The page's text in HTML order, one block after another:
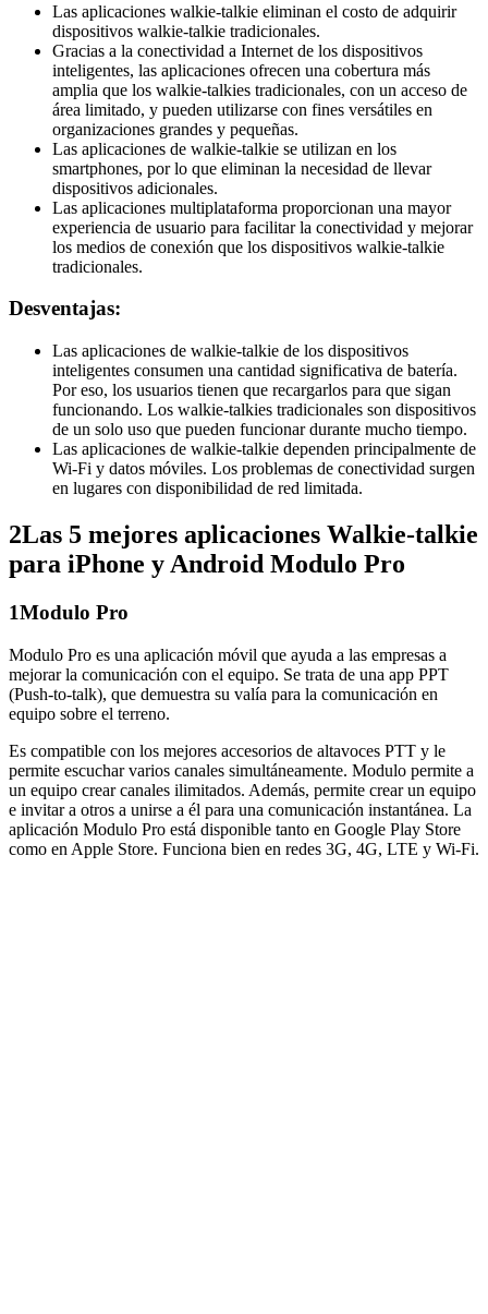
Las aplicaciones walkie-talkie eliminan el costo de adquirir
dispositivos walkie-talkie tradicionales.
Gracias a la conectividad a Internet de los dispositivos
inteligentes, las aplicaciones ofrecen una cobertura más
amplia que los walkie-talkies tradicionales, con un acceso de
área limitado, y pueden utilizarse con fines versátiles en
organizaciones grandes y pequeñas.
Las aplicaciones de walkie-talkie se utilizan en los
smartphones, por lo que eliminan la necesidad de llevar
dispositivos adicionales.
Las aplicaciones multiplataforma proporcionan una mayor
experiencia de usuario para facilitar la conectividad y mejorar
los medios de conexión que los dispositivos walkie-talkie
tradicionales.
Desventajas:
Las aplicaciones de walkie-talkie de los dispositivos
inteligentes consumen una cantidad significativa de batería.
Por eso, los usuarios tienen que recargarlos para que sigan
funcionando. Los walkie-talkies tradicionales son dispositivos
de un solo uso que pueden funcionar durante mucho tiempo.
Las aplicaciones de walkie-talkie dependen principalmente de
Wi-Fi y datos móviles. Los problemas de conectividad surgen
en lugares con disponibilidad de red limitada.
2Las 5 mejores aplicaciones Walkie-talkie
para iPhone y Android Modulo Pro
1Modulo Pro
Modulo Pro es una aplicación móvil que ayuda a las empresas a
mejorar la comunicación con el equipo. Se trata de una app PPT
(Push-to-talk), que demuestra su valía para la comunicación en
equipo sobre el terreno.
Es compatible con los mejores accesorios de altavoces PTT y le
permite escuchar varios canales simultáneamente. Modulo permite a
un equipo crear canales ilimitados. Además, permite crear un equipo
e invitar a otros a unirse a él para una comunicación instantánea. La
aplicación Modulo Pro está disponible tanto en Google Play Store
como en Apple Store. Funciona bien en redes 3G, 4G, LTE y Wi-Fi.